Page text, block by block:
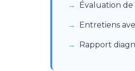
Évaluation
Entretiens
Rapport